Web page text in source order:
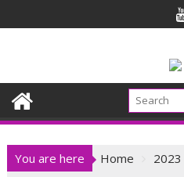
to
You are here Home 2023